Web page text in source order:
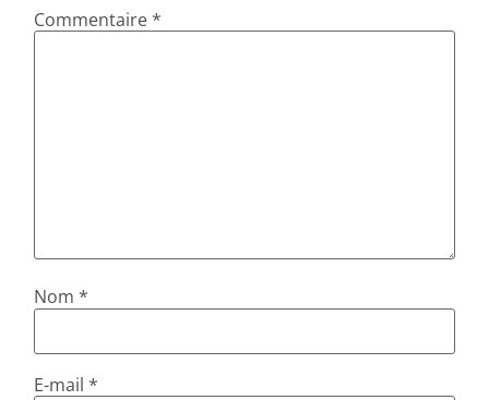
Commentaire*
Nom*
E-mail*